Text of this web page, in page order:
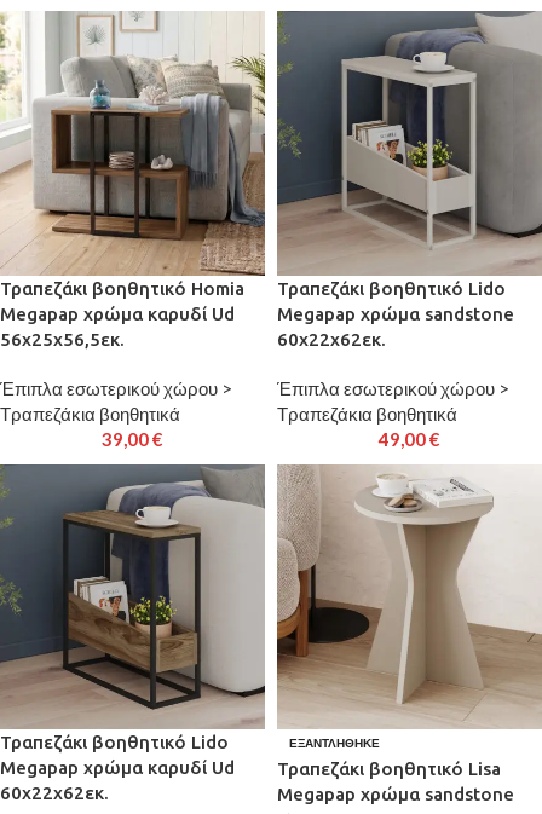
Τραπεζάκι βοηθητικό Homia
Megapap χρώμα καρυδί Ud
56x25x56,5εκ.
Έπιπλα εσωτερικού χώρου >
Τραπεζάκια βοηθητικά
39,00€
Τραπεζάκι βοηθητικό Lido
Megapap χρώμα sandstone
60x22x62εκ.
Έπιπλα εσωτερικού χώρου >
Τραπεζάκια βοηθητικά
49,00€
Τραπεζάκι βοηθητικό Lido
Megapap χρώμα καρυδί Ud
60x22x62εκ.
ΕΞΑΝΤΛΉΘΗΚΕ
Τραπεζάκι βοηθητικό Lisa
Megapap χρώμα sandstone